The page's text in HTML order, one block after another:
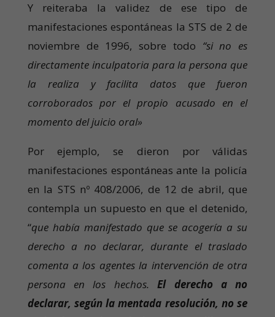
Y reiteraba la validez de ese tipo de
manifestaciones espontáneas la STS de 2 de
noviembre de 1996, sobre todo “si no es
directamente inculpatoria para la persona que
la realiza y facilita datos que fueron
corroborados por el propio acusado en el
momento del juicio oral»
Por ejemplo, se dieron por válidas
manifestaciones espontáneas ante la policía
en la STS nº 408/2006, de 12 de abril, que
contempla un supuesto en que el detenido,
“que había manifestado que se acogería a su
derecho a no declarar, durante el traslado
comenta a los agentes la intervención de otra
persona en los hechos.El derecho a no
declarar, según la mentada resolución, no se